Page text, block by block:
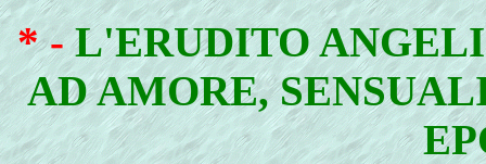
* -L'ERUDITO
AD AMORE,